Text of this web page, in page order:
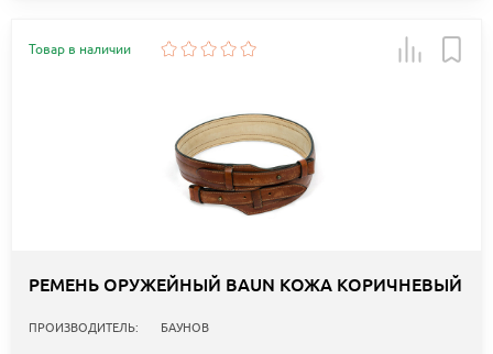
Товар в наличии
РЕМЕНЬ ОРУЖЕЙНЫЙ BAUN КОЖА КОРИЧНЕВЫЙ
ПРОИЗВОДИТЕЛЬ: БАУНОВ